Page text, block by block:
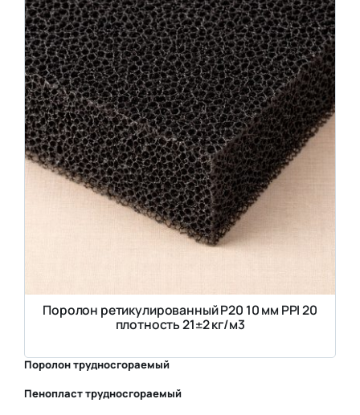
Поролон ретикулированный P20 10 мм PPI 20
плотность 21±2 кг/м3
Поролон трудносгораемый
Пенопласт трудносгораемый